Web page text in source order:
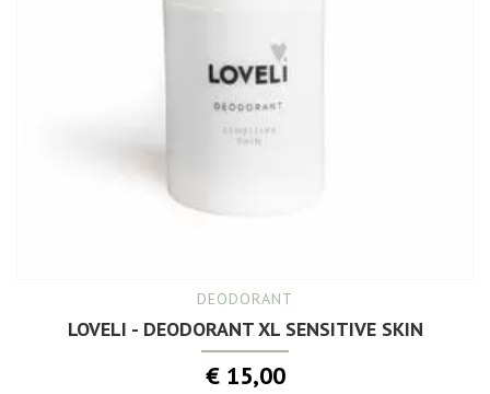
DEODORANT
LOVELI - DEODORANT XL SENSITIVE SKIN
€ 15,00